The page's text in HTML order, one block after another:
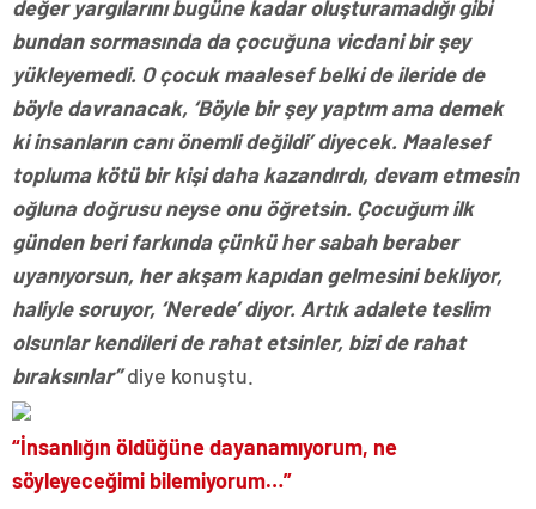
değer yargılarını bugüne kadar oluşturamadığı gibi
bundan sormasında da çocuğuna vicdani bir şey
yükleyemedi. O çocuk maalesef belki de ileride de
böyle davranacak, ‘Böyle bir şey yaptım ama demek
ki insanların canı önemli değildi’ diyecek. Maalesef
topluma kötü bir kişi daha kazandırdı, devam etmesin
oğluna doğrusu neyse onu öğretsin. Çocuğum ilk
günden beri farkında çünkü her sabah beraber
uyanıyorsun, her akşam kapıdan gelmesini bekliyor,
haliyle soruyor, ‘Nerede’ diyor. Artık adalete teslim
olsunlar kendileri de rahat etsinler, bizi de rahat
bıraksınlar”diye konuştu.
“İnsanlığın öldüğüne dayanamıyorum, ne
söyleyeceğimi bilemiyorum…”